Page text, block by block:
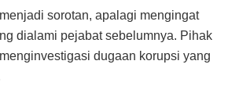
sorotan, apalagi mengingat
dialami pejabat sebelumnya. Pihak
dugaan korupsi yang